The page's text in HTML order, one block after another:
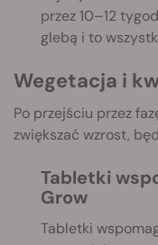
przez 10–12
glebą i to
Wegetacja i
Po przejściu przez
zwiększać wzrost,
Tabletki
Grow
Tabletki